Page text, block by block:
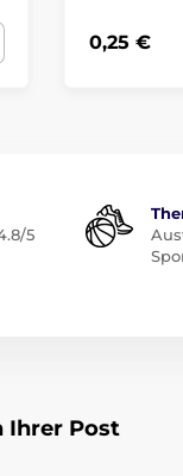
0,25 €
5
Ihrer Post